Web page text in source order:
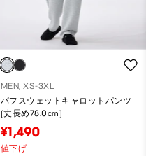
MEN, XS-3XL
パフスウェットキャロットパンツ
(丈長め78.0cm)
¥1,490
値下げ